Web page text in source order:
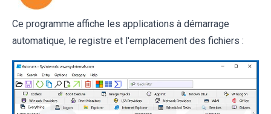
Ce programme affiche les applications à démarrage
automatique, le registre et l'emplacement des fichiers :